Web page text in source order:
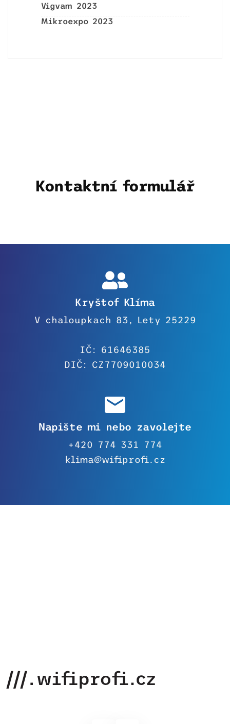
Vigvam 2023
Mikroexpo 2023
Kontaktní formulář
Kryštof Klíma
V chaloupkach 83, Lety 25229
IČ: 61646385
DIČ: CZ7709010034
Napište mi nebo zavolejte
+420 774 331 774
klima@wifiprofi.cz